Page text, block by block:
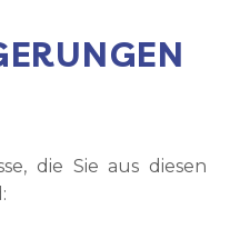
die Sie aus diesen